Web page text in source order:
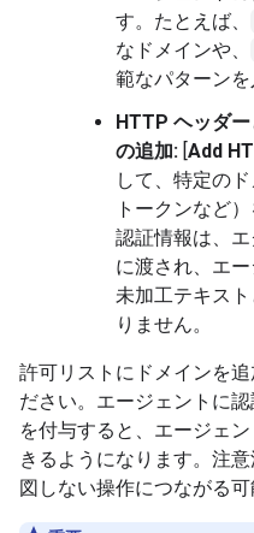
す。たとえば、
なドメインや、
範なパターンを
HTTP ヘッダ
の追加: [Add
して、特定の
トークンなど
認証情報は、
に渡され、エ
未加工テキス
りません。
許可リストにドメインを
ださい。エージェントに
を付与すると、エージェ
きるようになります。注
図しない操作につながる可